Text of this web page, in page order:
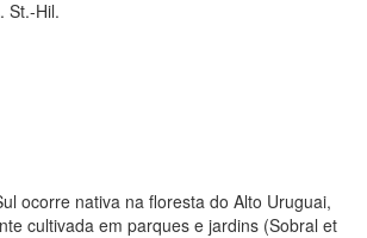
St.-Hil.
ocorre nativa na floresta do Alto Uruguai,
cultivada em parques e jardins (Sobral et